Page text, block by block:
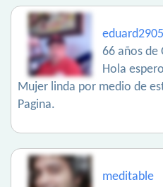
eduard2905
66 años de
Hola
Mujer linda por medio de
Pagina.
meditable